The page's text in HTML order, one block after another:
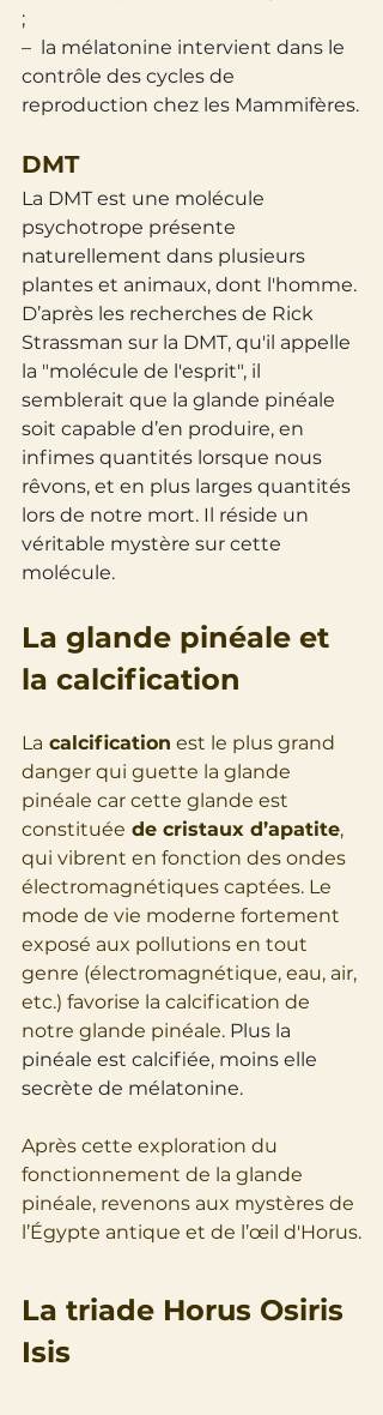
;
– la mélatonine intervient dans le
contrôle des cycles de
reproduction chez les Mammifères.
DMT
La DMT est une molécule
psychotrope présente
naturellement dans plusieurs
plantes et animaux, dont l'homme.
D’après les recherches de Rick
Strassman sur la DMT, qu'il appelle
la "molécule de l'esprit", il
semblerait que la glande pinéale
soit capable d’en produire, en
infimes quantités lorsque nous
rêvons, et en plus larges quantités
lors de notre mort. Il réside un
véritable mystère sur cette
molécule.
La glande pinéale et
la calcification
La calcification est le plus grand
danger qui guette la glande
pinéale car cette glande est
constituée de cristaux d’apatite,
qui vibrent en fonction des ondes
électromagnétiques captées. Le
mode de vie moderne fortement
exposé aux pollutions en tout
genre (électromagnétique, eau, air,
etc.) favorise la calcification de
notre glande pinéale. Plus la
pinéale est calcifiée, moins elle
secrète de mélatonine.
Après cette exploration du
fonctionnement de la glande
pinéale, revenons aux mystères de
l’Égypte antique et de l’œil d'Horus.
La triade Horus Osiris
Isis